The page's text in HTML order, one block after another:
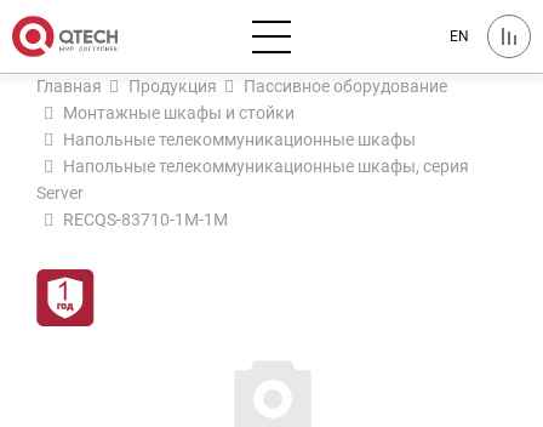
EN
Главная Продукция
Пассивное оборудование
Монтажные шкафы и стойки
Напольные телекоммуникационные шкафы
Напольные телекоммуникационные шкафы, серия
Server
RECQS-83710-1M-1M